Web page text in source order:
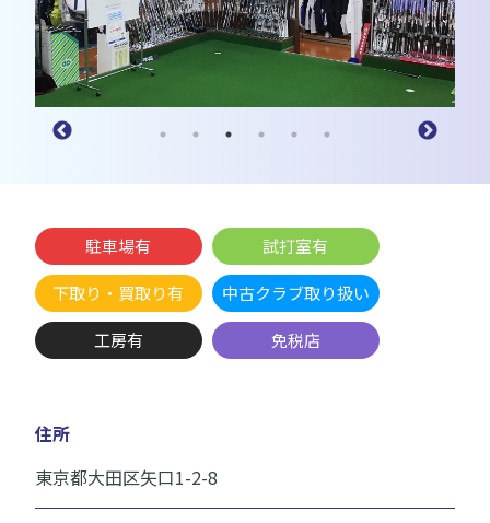
駐車場有 試打室有
下取り・買取り有 中古クラブ取り扱い
工房有 免税店
住所
東京都大田区矢口1-2-8